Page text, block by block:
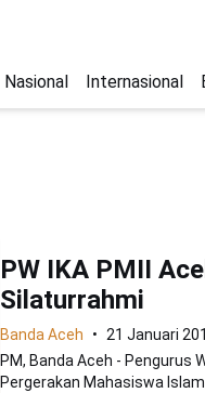
Nasional Internasional
PW IKA PMII
Silaturrahmi
Banda Aceh
21 Januari
PM, Banda Aceh - Pengurus
Pergerakan Mahasiswa